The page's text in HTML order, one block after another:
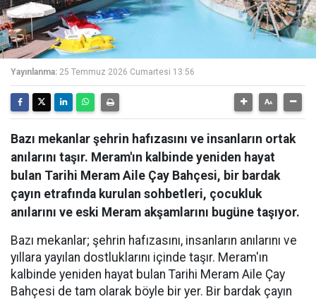
Yayınlanma: 25 Temmuz 2026 Cumartesi 13:56
Bazı mekanlar şehrin hafızasını ve insanların ortak
anılarını taşır. Meram'ın kalbinde yeniden hayat
bulan Tarihi Meram Aile Çay Bahçesi, bir bardak
çayın etrafında kurulan sohbetleri, çocukluk
anılarını ve eski Meram akşamlarını bugüne taşıyor.
Bazı mekanlar; şehrin hafızasını, insanların anılarını ve
yıllara yayılan dostluklarını içinde taşır. Meram'ın
kalbinde yeniden hayat bulan Tarihi Meram Aile Çay
Bahçesi de tam olarak böyle bir yer. Bir bardak çayın